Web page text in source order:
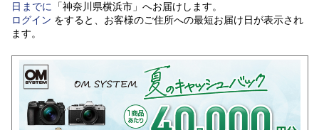
日 までに 「神奈川県横浜市」 へお届けします。
ログイン をすると、お客様のご住所への最短お届け日が表示され
ます。